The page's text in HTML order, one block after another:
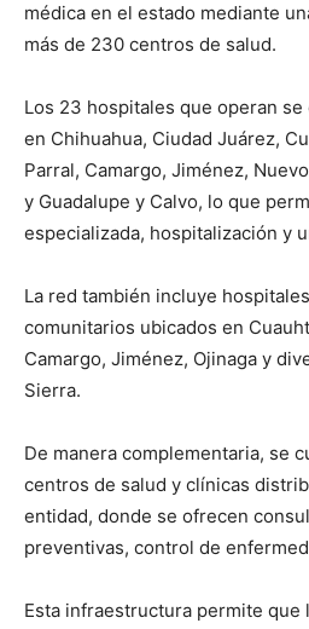
médica en el estado mediante
más de 230 centros de salud.
Los 23 hospitales que operan
en Chihuahua, Ciudad Juárez,
Parral, Camargo, Jiménez,
y Guadalupe y Calvo, lo que
especializada, hospitalización y
La red también incluye
comunitarios ubicados en
Camargo, Jiménez, Ojinaga y
Sierra.
De manera complementaria, se
centros de salud y clínicas
entidad, donde se ofrecen
preventivas, control de
Esta infraestructura permite que